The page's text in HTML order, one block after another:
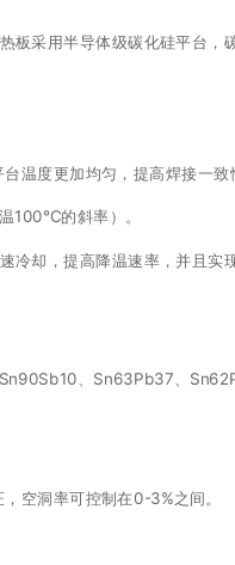
采用半导体级碳化硅平台
温度更加均匀，提高焊接一致
100℃的斜率）。
冷却，提高降温速率，并且
、Sn63Pb37、
空洞率可控制在0-3%之间。